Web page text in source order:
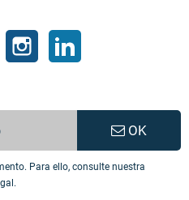
Pinterest Instagram
OK
Para ello, consulte nuestra